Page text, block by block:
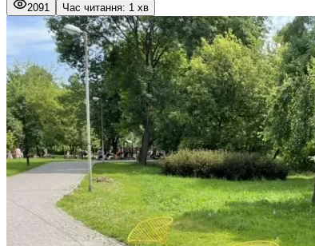
2091 Час читання: 1 хв